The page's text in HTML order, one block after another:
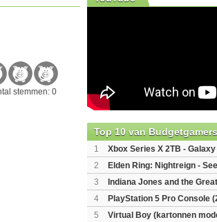
stemmen: 0
Top 10 van
1
Xbox Series X 2TB -
(XboxSeriesX)
2 Elden Ring: Nightreign -
3
Indiana Jones and the
Edition(PS5)
4 PlayStation 5 Pro Console
5
Virtual Boy (kartonnen